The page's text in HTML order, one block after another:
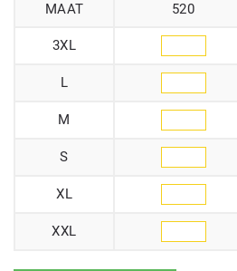
MAAT
520
3XL
L
M
S
XL
XXL